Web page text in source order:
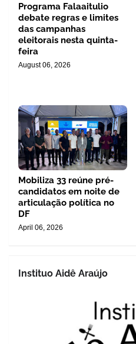
Programa Falaaitulio
debate regras e limites
das campanhas
eleitorais nesta quinta-
feira
August 06, 2026
Mobiliza 33 reúne pré-
candidatos em noite de
articulação política no
DF
April 06, 2026
Instituo Aidê Araújo